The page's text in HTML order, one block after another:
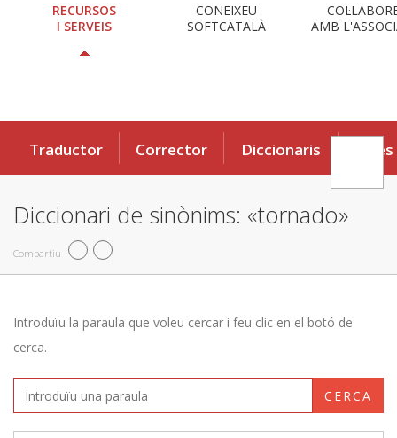
RECURSOS
I SERVEIS
CONEIXEU
SOFTCATALÀ
AMB
Traductor Corrector Diccionaris Eines
Diccionari de sinònims: «tornado»
Compartiu
Introduïu la paraula que voleu cercar i feu clic en el botó de
cerca.
CERCA